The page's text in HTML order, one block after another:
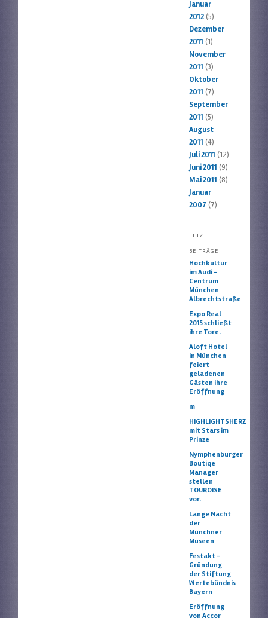
Januar
2012(5)
Dezember
2011 (1)
November
2011 (3)
Oktober
2011 (7)
September
2011 (5)
August
2011 (4)
Juli 2011 (12)
Juni 2011 (9)
Mai 2011 (8)
Januar
2007 (7)
LETZTE
BEITRÄGE
Hochkultur
im Audi –
Centrum
München
Albrechtstraße
Expo Real
2015 schließt
ihre Tore.
Aloft Hotel
in München
feiert
geladenen
Gästen ihre
Eröffnung
m
HIGHLIGHTSHERZ
mit Stars im
Prinze
Nymphenburger
Boutiqe
Manager
stellen
TOUROISE
vor.
Lange Nacht
der
Münchner
Museen
Festakt –
Gründung
der Stiftung
Wertebündnis
Bayern
Eröffnung
von Accor